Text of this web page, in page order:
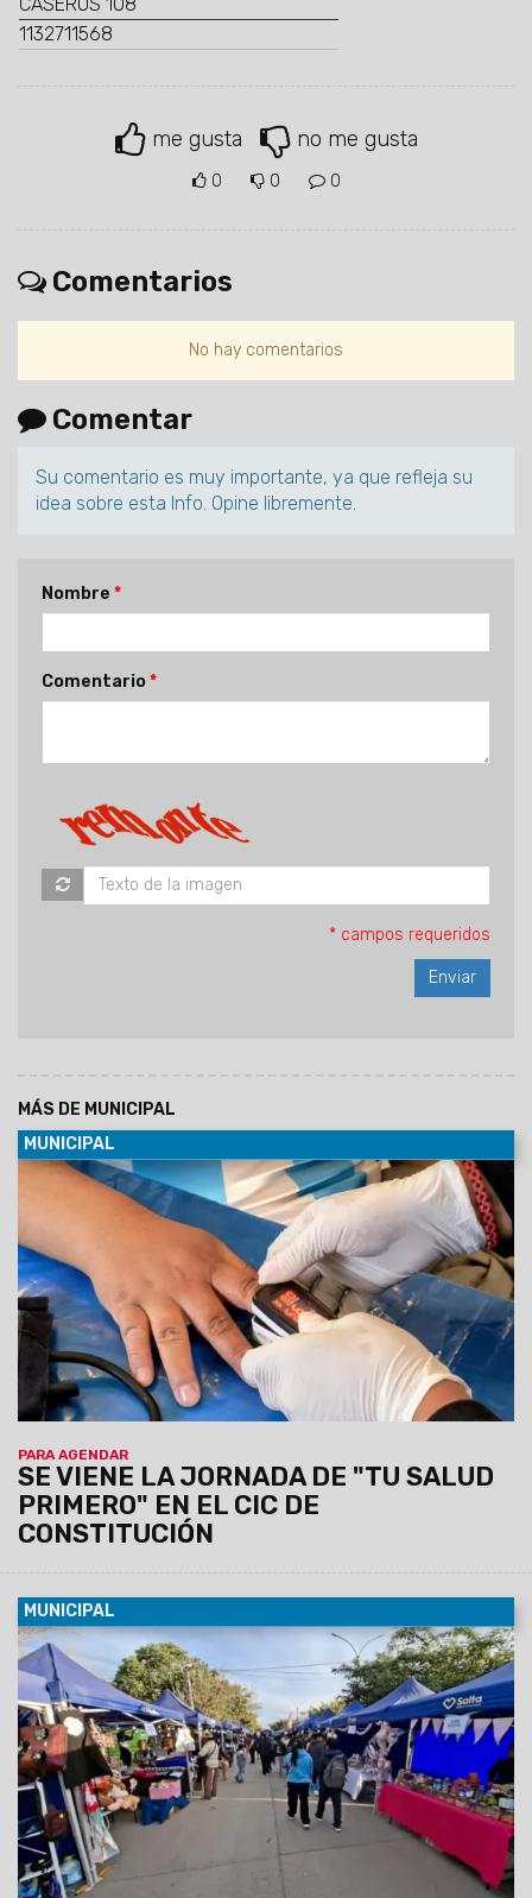
1132711568
me gusta no me gusta
0 0 0
Comentarios
No hay comentarios
Comentar
Su comentario es muy importante, ya que refleja su
idea sobre esta Info. Opine libremente.
Nombre
Comentario
* campos requeridos
MÁS DE MUNICIPAL
MUNICIPAL
PARA AGENDAR
SE VIENE LA JORNADA DE "TU SALUD
PRIMERO" EN EL CIC DE
CONSTITUCIÓN
07/08/2026 Será el viernes 7 de agosto de 9 a 12 en el
predio municipal de zona este. Habrá servicios médicos,
odontológicos, nutricionistas, enfermería y otros. La atención
será por orden de llegada y estará destinada a vecinos de la
zona que requieran controles y asesoramiento en salud.
MUNICIPAL
07/08/2026
La actividad se llevará a cabo el sábado 8 de
agosto, de 12 a 19 horas, en barrio Grand Bourg. Se espera
una gran convocatoría, ya que habrá 110 emprendedores y el
precio máximo permitido por producto o combo será de
$20.000.